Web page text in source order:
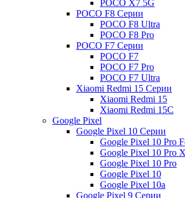
POCO X7 5G
POCO F8 Серии
POCO F8 Ultra
POCO F8 Pro
POCO F7 Серии
POCO F7
POCO F7 Pro
POCO F7 Ultra
Xiaomi Redmi 15 Серии
Xiaomi Redmi 15
Xiaomi Redmi 15C
Google Pixel
Google Pixel 10 Серии
Google Pixel 10 Pro
Google Pixel 10 Pro
Google Pixel 10 Pro
Google Pixel 10
Google Pixel 10a
Google Pixel 9 Серии